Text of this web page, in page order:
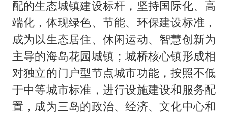
配的生态城镇建设标杆，坚持国际化、高
端化，体现绿色、节能、环保建设标准，
成为以生态居住、休闲运动、智慧创新为
主导的海岛花园城镇；城桥核心镇形成相
对独立的门户型节点城市功能，按照不低
于中等城市标准，进行设施建设和服务配
置，成为三岛的政治、经济、文化中心和